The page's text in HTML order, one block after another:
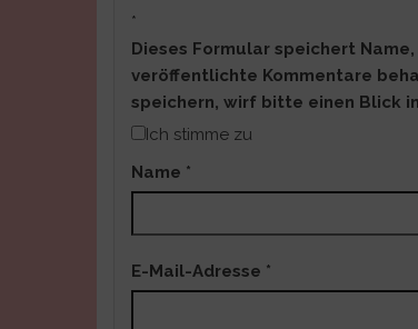
*
Dieses Formular speichert
veröffentlichte Kommentare
speichern, wirf bitte einen Blick
Ich stimme zu
Name *
E-Mail-Adresse *